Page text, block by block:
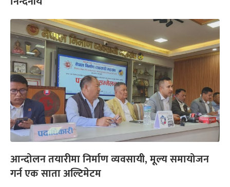
आन्दोलन तयारीमा निर्माण व्यवसायी, मूल्य समायोजन
गर्न एक साता अल्टिमेटम